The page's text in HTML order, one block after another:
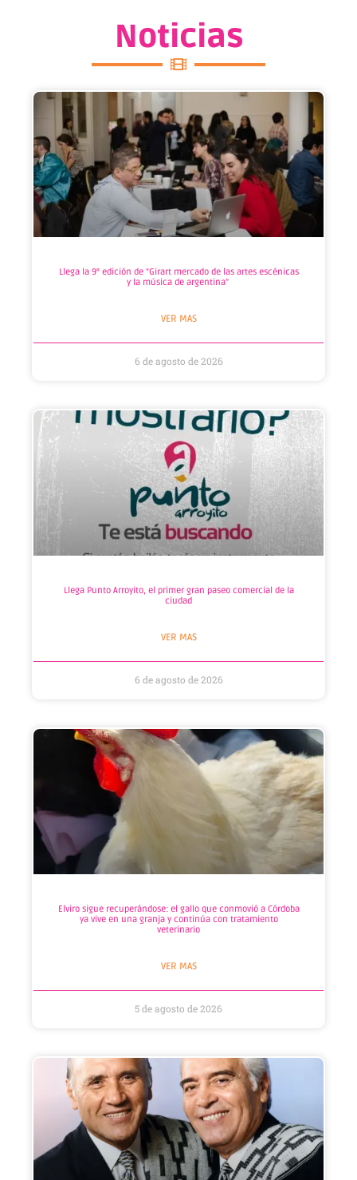
Noticias
Llega la 9° edición de “Girart mercado de las artes escénicas
y la música de argentina”
VER MAS
6 de agosto de 2026
Llega Punto Arroyito, el primer gran paseo comercial de la
ciudad
VER MAS
6 de agosto de 2026
Elviro sigue recuperándose: el gallo que conmovió a Córdoba
ya vive en una granja y continúa con tratamiento
veterinario
VER MAS
5 de agosto de 2026